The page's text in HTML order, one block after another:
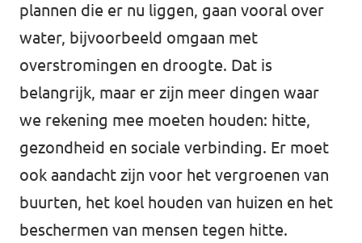
plannen die er nu liggen, gaan vooral over
water, bijvoorbeeld omgaan met
overstromingen en droogte. Dat is
belangrijk, maar er zijn meer dingen waar
we rekening mee moeten houden: hitte,
gezondheid en sociale verbinding. Er moet
ook aandacht zijn voor het vergroenen van
buurten, het koel houden van huizen en het
beschermen van mensen tegen hitte.